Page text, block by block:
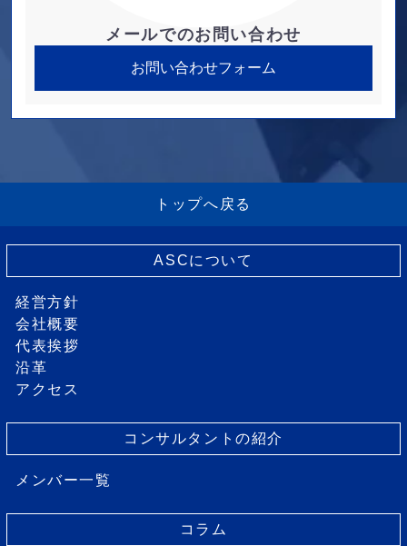
メールでのお問い合わせ
お問い合わせフォーム
トップへ戻る
ASCについて
経営方針
会社概要
代表挨拶
沿革
アクセス
コンサルタントの紹介
メンバー一覧
コラム